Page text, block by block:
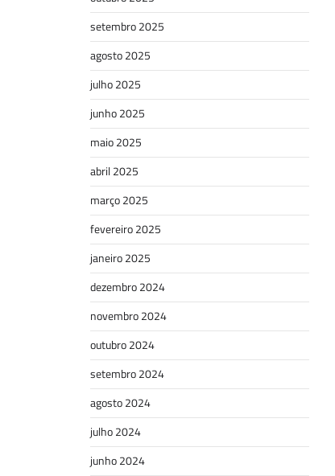
setembro 2025
agosto 2025
julho 2025
junho 2025
maio 2025
abril 2025
março 2025
fevereiro 2025
janeiro 2025
dezembro 2024
novembro 2024
outubro 2024
setembro 2024
agosto 2024
julho 2024
junho 2024